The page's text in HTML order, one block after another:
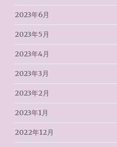
2023年6月
2023年5月
2023年4月
2023年3月
2023年2月
2023年1月
2022年12月